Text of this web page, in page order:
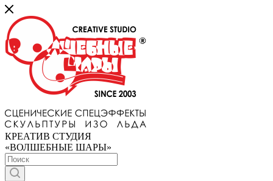
КРЕАТИВ СТУДИЯ
«ВОЛШЕБНЫЕ ШАРЫ»